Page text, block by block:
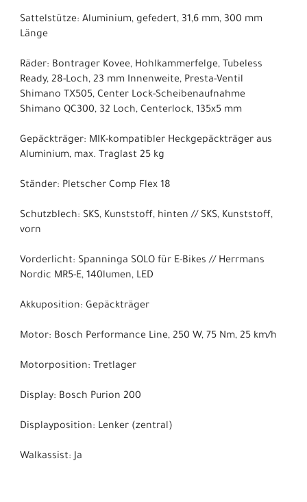
Sattelstütze: Aluminium, gefedert, 31,6 mm, 300 mm
Länge
Räder: Bontrager Kovee, Hohlkammerfelge, Tubeless
Ready, 28-Loch, 23 mm Innenweite, Presta-Ventil
Shimano TX505, Center Lock-Scheibenaufnahme
Shimano QC300, 32 Loch, Centerlock, 135x5 mm
Gepäckträger: MIK-kompatibler Heckgepäckträger aus
Aluminium, max. Traglast 25 kg
Ständer: Pletscher Comp Flex 18
Schutzblech: SKS, Kunststoff, hinten // SKS, Kunststoff,
vorn
Vorderlicht: Spanninga SOLO für E-Bikes // Herrmans
Nordic MR5-E, 140lumen, LED
Akkuposition: Gepäckträger
Motor: Bosch Performance Line, 250 W, 75 Nm, 25 km/h
Motorposition: Tretlager
Display: Bosch Purion 200
Displayposition: Lenker (zentral)
Walkassist: Ja